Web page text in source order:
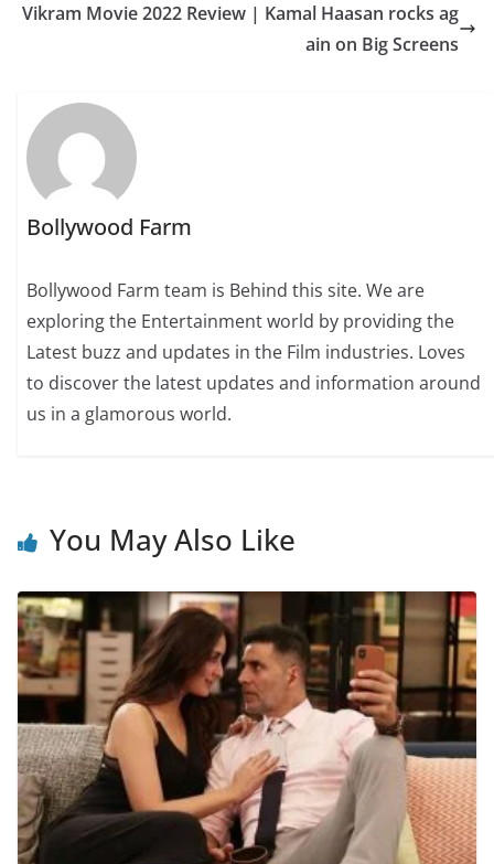
Vikram Movie 2022 Review | Kamal Haasan rocks ag
ain on Big Screens
Bollywood Farm
Bollywood Farm team is Behind this site. We are
exploring the Entertainment world by providing the
Latest buzz and updates in the Film industries. Loves
to discover the latest updates and information around
us in a glamorous world.
You May Also Like